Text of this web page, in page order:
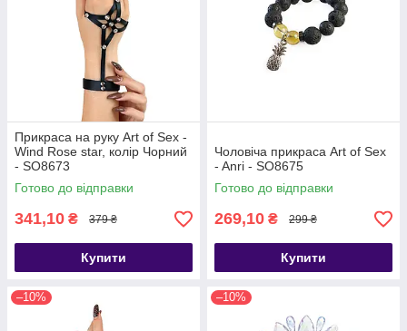
Прикраса на руку Art of Sex -
Wind Rose star, колір Чорний
- SO8673
Готово до відправки
341,10 ₴ 379 ₴
Купити
Чоловіча прикраса Art of Sex
- Anri - SO8675
Готово до відправки
269,10 ₴ 299 ₴
Купити
–10% –10%